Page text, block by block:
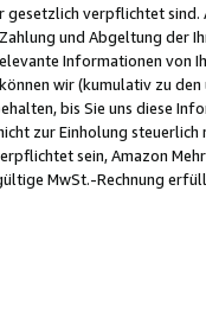
gesetzlich verpflichtet
und Abgeltung der
Informationen von
wir (kumulativ zu
bis Sie uns diese
zur Einholung
sein, Amazon
MwSt.-Rechnung